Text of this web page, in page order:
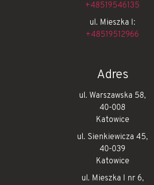
+48519546135
ul. Mieszka I:
+48519512966
Adres
ul. Warszawska 58,
40-008
Katowice
ul. Sienkiewicza 45,
40-039
Katowice
ul. Mieszka I nr 6,